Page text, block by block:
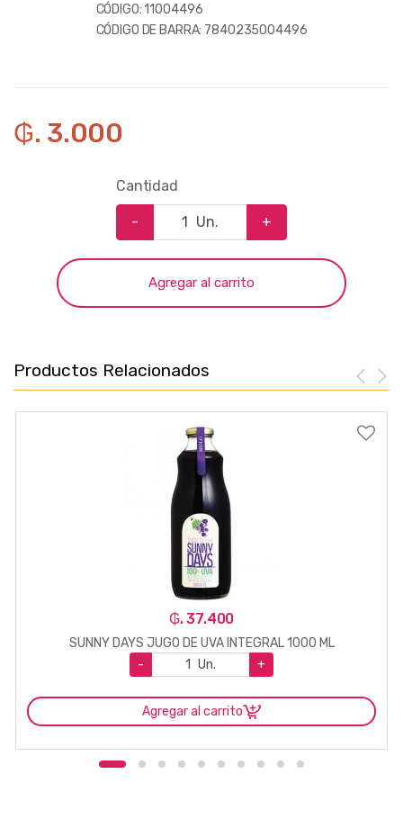
CÓDIGO:11004496
CÓDIGO DE BARRA: 7840235004496
₲. 3.000
Cantidad
- Un. +
Agregar al carrito
Productos Relacionados
₲. 37.400
SUNNY DAYS JUGO DE UVA INTEGRAL 1000 ML
-
Un. +
Agregar al carrito